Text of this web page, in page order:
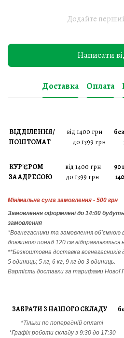
Додайте
Написати
Доставка Оплата
ВІДДІЛЕННЯ/ від 1400 грн
ПОШТОМАТ до 1399 грн
КУР'ЄРОМ від 1400 грн 90
ЗА АДРЕСОЮ до 1399 грн
Мінімальна сума замовлення - 500 грн
Замовлення оформлені до 14:00 будуть
замовлення
*Вогнегасники та замовлення об’ємною
довжиною понад 120 см відправляються
**Безкоштовна доставка вогнегасників
5 одиниць; 5 кг, 6 кг, 9 кг до 3 одиниць.
Вартість доставки за тарифами
ЗАБРАТИ З НАШОГО СКЛАДУ
*Тільки по попередній оплаті
*Графік роботи складу з 9:30 до 17:30